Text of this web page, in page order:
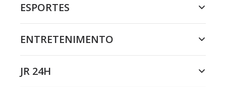
ESPORTES
ENTRETENIMENTO
JR 24H